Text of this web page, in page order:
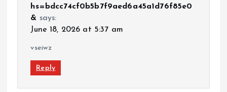
hs=bdcc74cf0b5b7f9aed6a45a1d76f85e0
& says:
June 18, 2026 at 5:37 am
vseiwz
Reply